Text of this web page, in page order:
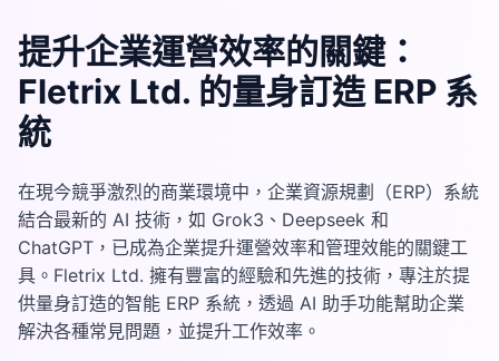
提升企業運營效率的關鍵：
Fletrix Ltd. 的量身訂造 ERP 系
統
在現今競爭激烈的商業環境中，企業資源規劃（ERP）系統
結合最新的 AI 技術，如 Grok3、Deepseek 和
ChatGPT，已成為企業提升運營效率和管理效能的關鍵工
具。Fletrix Ltd. 擁有豐富的經驗和先進的技術，專注於提
供量身訂造的智能 ERP 系統，透過 AI 助手功能幫助企業
解決各種常見問題，並提升工作效率。